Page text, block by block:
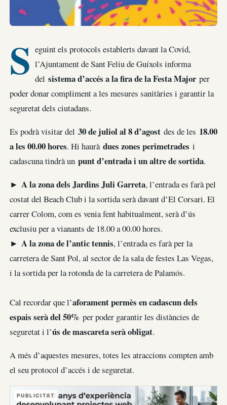
S eguint els protocols establerts davant la Covid,
l’Ajuntament de Sant Feliu de Guíxols informa
del sistema d’accés a la fira de la Festa Majorper
poder donar compliment a les mesures sanitàries i garantir la
seguretat dels ciutadans.
Es podrà visitar del 30 de juliol al 8 d’agost des de les 18.00
a les 00.00 hores. Hi hauràdues zones perimetrades i
cadascuna tindrà un punt d’entrada i un altre de sortida.
► A la zona dels Jardins Juli Garreta, l’entrada es farà pel
costat del Beach Club i la sortida serà davant d’El Corsari. El
carrer Colom, com es venia fent habitualment, serà d’ús
exclusiu per a vianants de 18.00 a 00.00 hores.
► A la zona de l’antic tennis, l’entrada es farà per la
carretera de Sant Pol, al sector de la sala de festes Las Vegas,
i la sortida per la rotonda de la carretera de Palamós.
Cal recordar que l’aforament permès en cadascun dels
espais serà del 50% per poder garantir les distàncies de
seguretat i l’ús de mascareta serà obligat.
A més d’aquestes mesures, totes les atraccions compten amb
el seu protocol d’accés i de seguretat.
PUBLICITAT